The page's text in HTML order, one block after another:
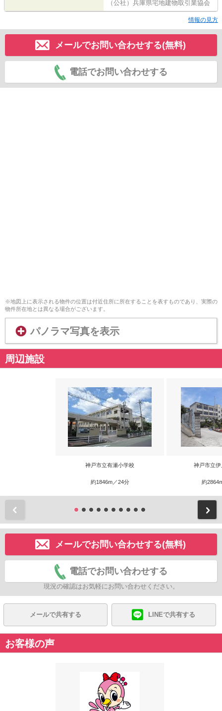
（公社）兵庫県宅地建物取引業協会
情報の見方
メールでお問い合わせする(無料)
電話でお問い合わせする
※地図上に表示される物件の位置は付近住所に所在することを表すものであり、実際の
物件所在地とは異なる場合がございます。
パノラマ写真を表示
周辺施設
神戸市立有瀬小学校
約1846m／24分
神戸市立
約
メールでお問い合わせする(無料)
電話でお問い合わせする
現況の確認はお気軽にお問い合わせください。
メールで共有する LINEで共有する
お客様の声